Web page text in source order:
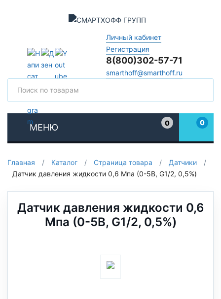
Личный кабинет
Регистрация
8(800)302-57-71
smarthoff@smarthoff.ru
МЕНЮ
0
0
Главная / Каталог / Страница товара / Датчики
/
Датчик давления жидкости 0,6 Мпа (0-5В, G1/2, 0,5%)
Датчик давления жидкости 0,6
Мпа (0-5В, G1/2, 0,5%)